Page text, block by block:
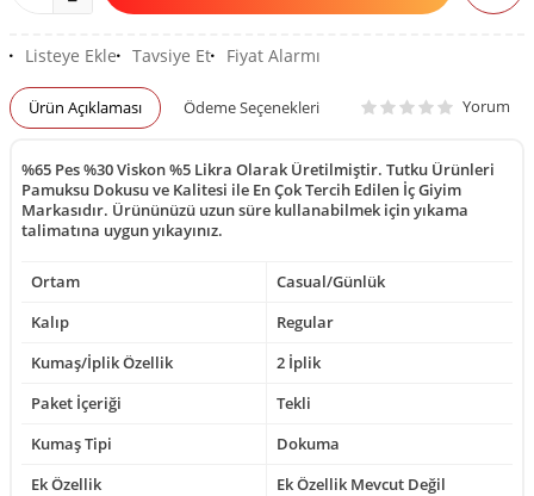
Listeye Ekle Tavsiye Et Fiyat Alarmı
Ürün Açıklaması Ödeme Seçenekleri Yorum
%65 Pes %30 Viskon %5 Likra Olarak Üretilmiştir. Tutku Ürünleri
Pamuksu Dokusu ve Kalitesi ile En Çok Tercih Edilen İç Giyim
Markasıdır. Ürününüzü uzun süre kullanabilmek için yıkama
talimatına uygun yıkayınız.
Ortam
Casual/Günlük
Kalıp
Regular
Kumaş/İplik Özellik
2 İplik
Paket İçeriği
Tekli
Kumaş Tipi
Dokuma
Ek Özellik
Ek Özellik Mevcut Değil